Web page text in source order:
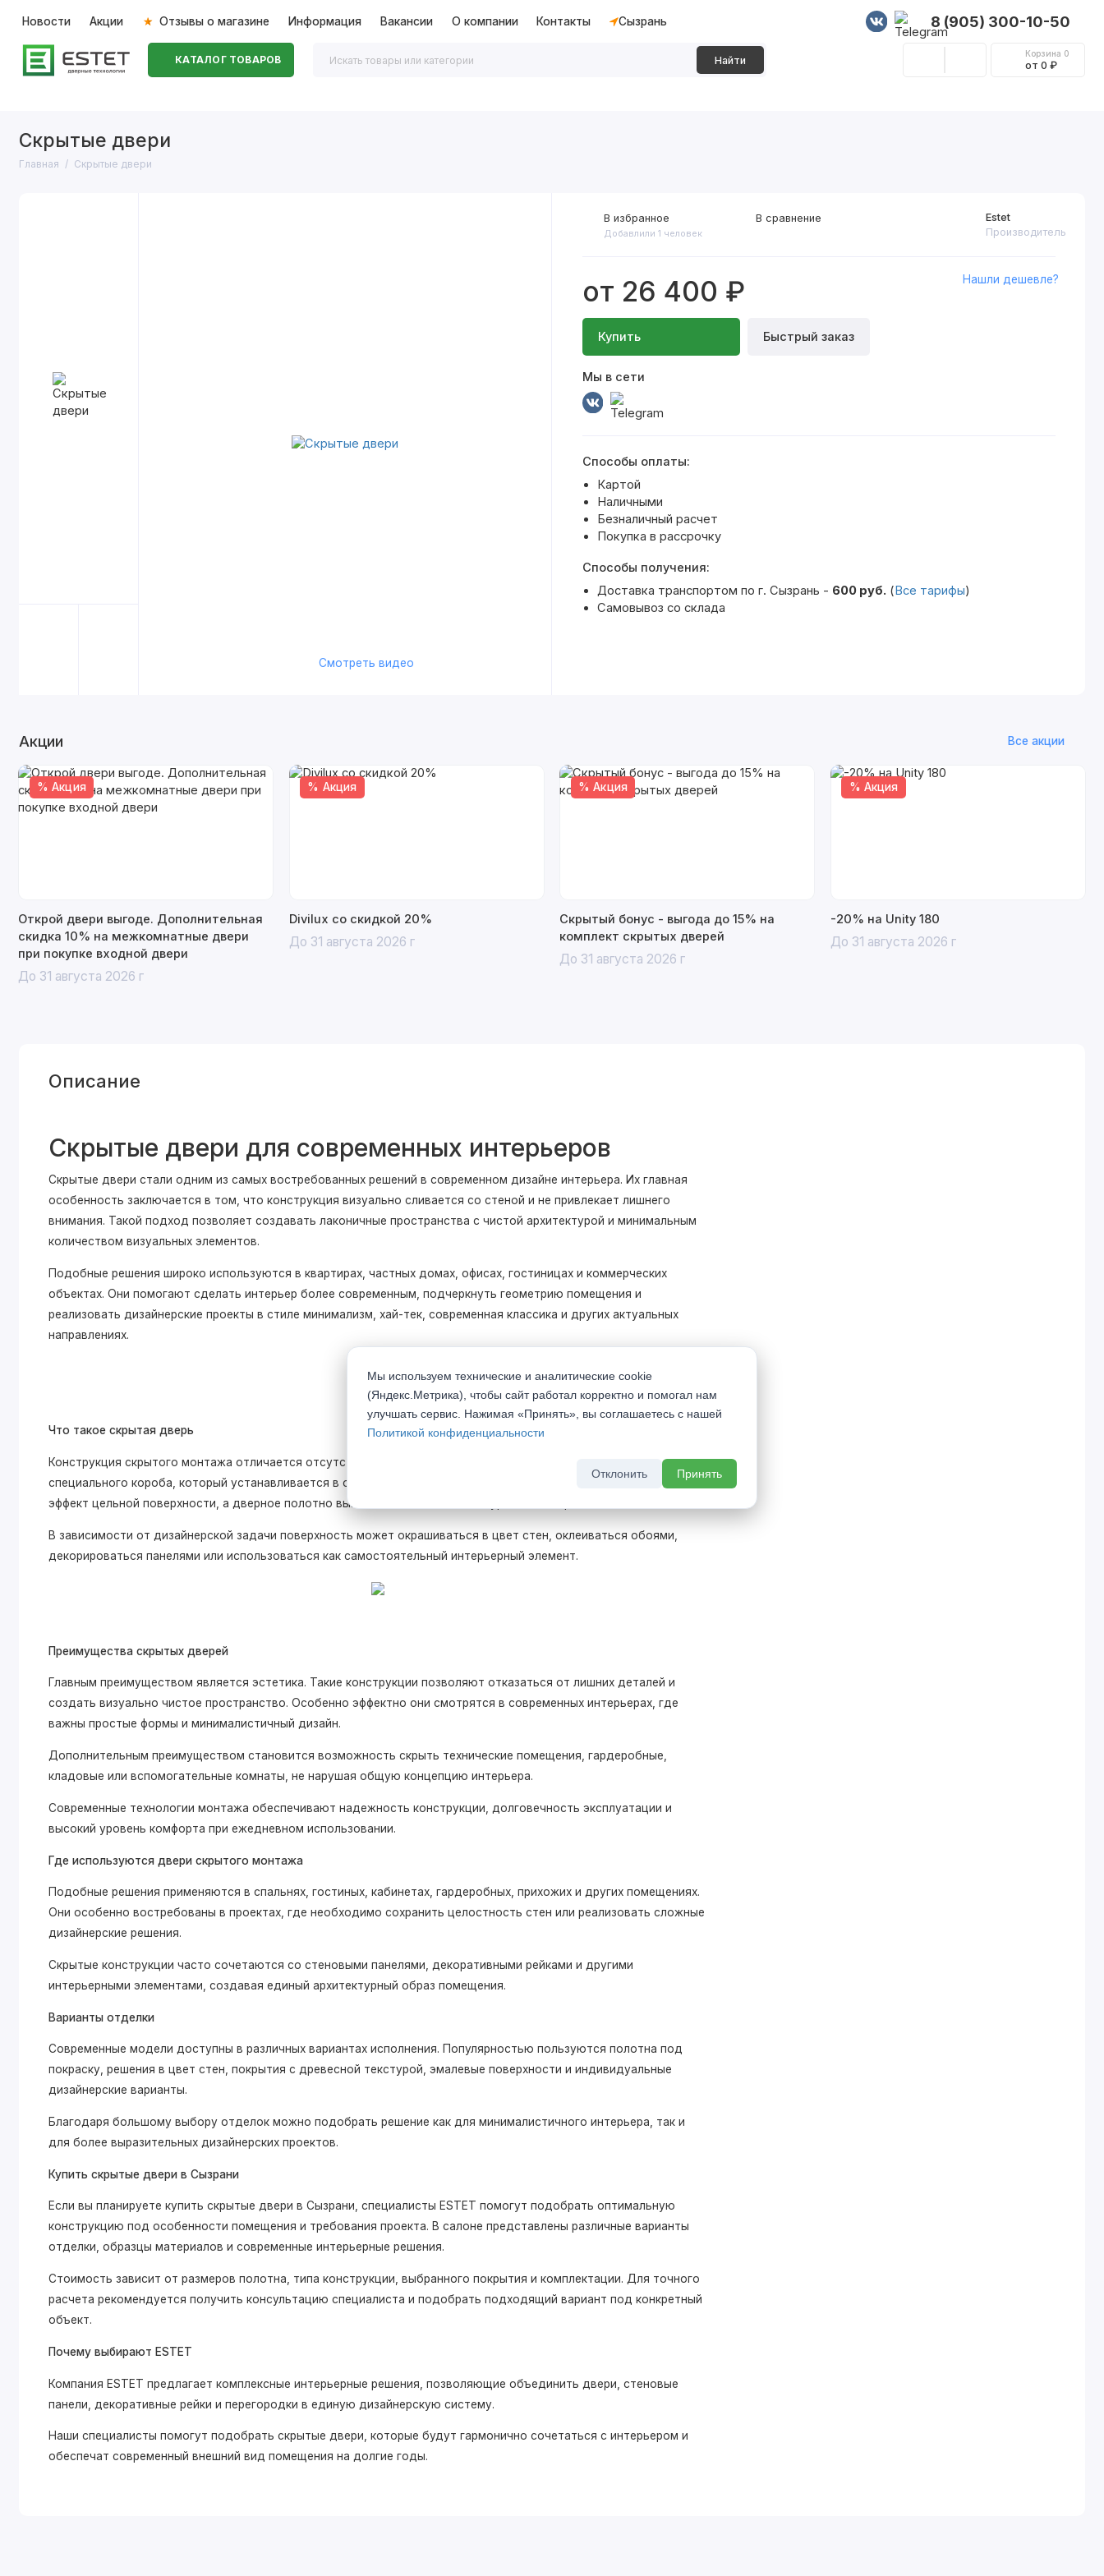
Новости Акции Отзывы о магазине Информация Вакансии О компании Контакты Сызрань 8 (905) 300-10-50
КАТАЛОГ ТОВАРОВ Найти
Корзина 0
от 0 ₽
Скрытые двери
Главная Скрытые двери
Смотреть видео
Estet
Производитель
от 26 400 ₽
Купить Быстрый заказ
Нашли дешевле?
Мы в сети
В избранное
Добавлили 1 человек
В сравнение
Способы оплаты:
Картой
Наличными
Безналичный расчет
Покупка в рассрочку
Способы получения:
Доставка транспортом по г. Сызрань - 600 руб. (Все тарифы)
Самовывоз со склада
Акции Все акции
% Акция
Открой двери выгоде. Дополнительная
скидка 10% на межкомнатные двери
при покупке входной двери
До 31 августа 2026 г
% Акция
Divilux со скидкой 20%
До 31 августа 2026 г
% Акция
Скрытый бонус - выгода до 15% на
комплект скрытых дверей
До 31 августа 2026 г
% Акция
-20% на Unity 180
До 31 августа 2026 г
Описание
Скрытые двери для современных интерьеров
Скрытые двери стали одним из самых востребованных решений в современном дизайне интерьера. Их главная
особенность заключается в том, что конструкция визуально сливается со стеной и не привлекает лишнего
внимания. Такой подход позволяет создавать лаконичные пространства с чистой архитектурой и минимальным
количеством визуальных элементов.
Подобные решения широко используются в квартирах, частных домах, офисах, гостиницах и коммерческих
объектах. Они помогают сделать интерьер более современным, подчеркнуть геометрию помещения и
реализовать дизайнерские проекты в стиле минимализм, хай-тек, современная классика и других актуальных
направлениях.
Что такое скрытая дверь
Конструкция скрытого монтажа отличается отсутствием традиционных наличников и использованием
специального короба, который устанавливается в одной плоскости со стеной. Благодаря этому создается
эффект цельной поверхности, а дверное полотно выглядит максимально аккуратно и современно.
В зависимости от дизайнерской задачи поверхность может окрашиваться в цвет стен, оклеиваться обоями,
декорироваться панелями или использоваться как самостоятельный интерьерный элемент.
Преимущества скрытых дверей
Главным преимуществом является эстетика. Такие конструкции позволяют отказаться от лишних деталей и
создать визуально чистое пространство. Особенно эффектно они смотрятся в современных интерьерах, где
важны простые формы и минималистичный дизайн.
Дополнительным преимуществом становится возможность скрыть технические помещения, гардеробные,
кладовые или вспомогательные комнаты, не нарушая общую концепцию интерьера.
Современные технологии монтажа обеспечивают надежность конструкции, долговечность эксплуатации и
высокий уровень комфорта при ежедневном использовании.
Где используются двери скрытого монтажа
Подобные решения применяются в спальнях, гостиных, кабинетах, гардеробных, прихожих и других помещениях.
Они особенно востребованы в проектах, где необходимо сохранить целостность стен или реализовать сложные
дизайнерские решения.
Скрытые конструкции часто сочетаются со стеновыми панелями, декоративными рейками и другими
интерьерными элементами, создавая единый архитектурный образ помещения.
Варианты отделки
Современные модели доступны в различных вариантах исполнения. Популярностью пользуются полотна под
покраску, решения в цвет стен, покрытия с древесной текстурой, эмалевые поверхности и индивидуальные
дизайнерские варианты.
Благодаря большому выбору отделок можно подобрать решение как для минималистичного интерьера, так и
для более выразительных дизайнерских проектов.
Купить скрытые двери в Сызрани
Если вы планируете купить скрытые двери в Сызрани, специалисты ESTET помогут подобрать оптимальную
конструкцию под особенности помещения и требования проекта. В салоне представлены различные варианты
отделки, образцы материалов и современные интерьерные решения.
Стоимость зависит от размеров полотна, типа конструкции, выбранного покрытия и комплектации. Для точного
расчета рекомендуется получить консультацию специалиста и подобрать подходящий вариант под конкретный
объект.
Почему выбирают ESTET
Компания ESTET предлагает комплексные интерьерные решения, позволяющие объединить двери, стеновые
панели, декоративные рейки и перегородки в единую дизайнерскую систему.
Наши специалисты помогут подобрать скрытые двери, которые будут гармонично сочетаться с интерьером и
обеспечат современный внешний вид помещения на долгие годы.
Мы используем технические и аналитические cookie
(Яндекс.Метрика), чтобы сайт работал корректно и помогал нам
улучшать сервис. Нажимая «Принять», вы соглашаетесь с нашей
Политикой конфиденциальности
Отклонить Принять